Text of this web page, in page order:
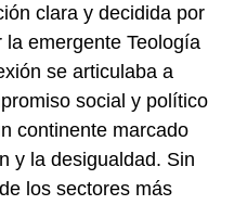
clara y decidida por
emergente Teología
se articulaba a
social y político
continente marcado
y la desigualdad. Sin
los sectores más